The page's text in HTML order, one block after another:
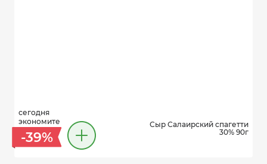
сегодня
экономите
-39%
Сыр Салаирский спагетти
30% 90г